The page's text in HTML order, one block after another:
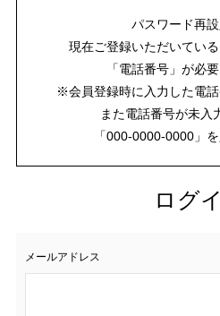
パスワード再設
現在ご登録いただいている
「電話番号」が必
※会員登録時に入力した電話
また電話番号が未入
「000-0000-0000」
ログ
メールアドレス